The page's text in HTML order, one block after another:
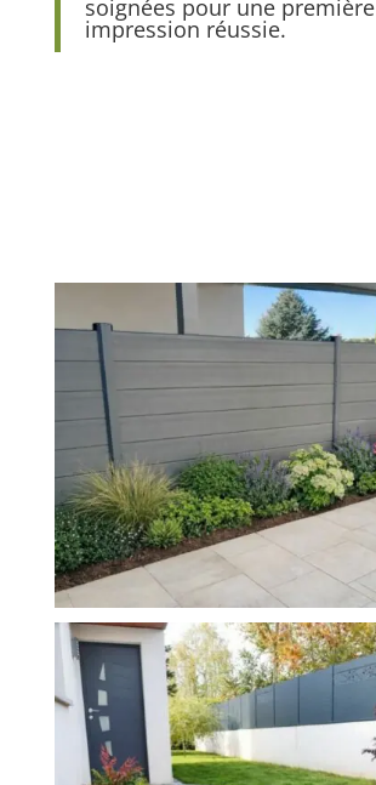
soignées pour une première
impression réussie.